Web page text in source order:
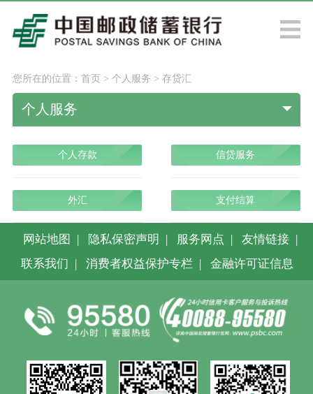
您所在的位置： 首页> 个人服务 > 存贷汇
个人服务
个人存款 信贷服务
外汇 支付结算
网站地图 隐私保密声明 服务网点 友情链接
联系我们
消费者权益保护专栏 金融许可证信息